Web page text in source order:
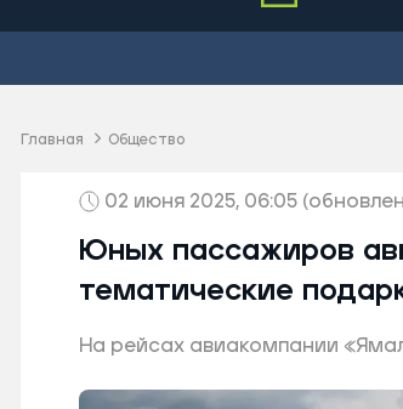
район
Муравленко
Приуральский район
Главная Общество
02 июня 2025, 06:05
Юных пассажиров
тематические
На рейсах авиакомпании